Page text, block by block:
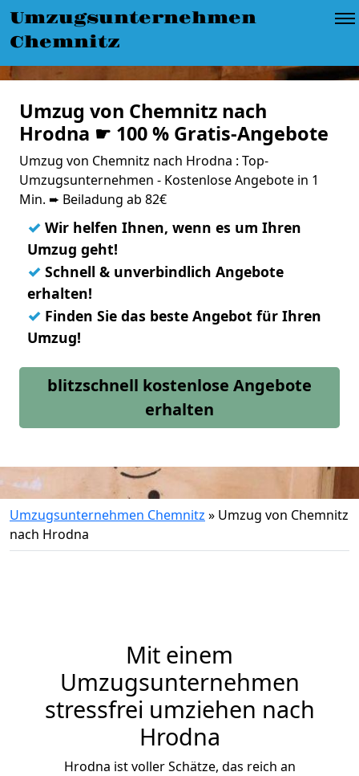
Umzugsunternehmen
Chemnitz
Umzug von Chemnitz nach
Hrodna ☛ 100 % Gratis-Angebote
Umzug von Chemnitz nach Hrodna : Top-
Umzugsunternehmen - Kostenlose Angebote in 1
Min. ➨ Beiladung ab 82€
✓ Wir helfen Ihnen, wenn es um Ihren
Umzug geht!
✓ Schnell & unverbindlich Angebote
erhalten!
✓ Finden Sie das beste Angebot für Ihren
Umzug!
blitzschnell kostenlose Angebote
erhalten
Umzugsunternehmen Chemnitz » Umzug von Chemnitz
nach Hrodna
Mit einem
Umzugsunternehmen
stressfrei umziehen nach
Hrodna
Hrodna ist voller Schätze, das reich an